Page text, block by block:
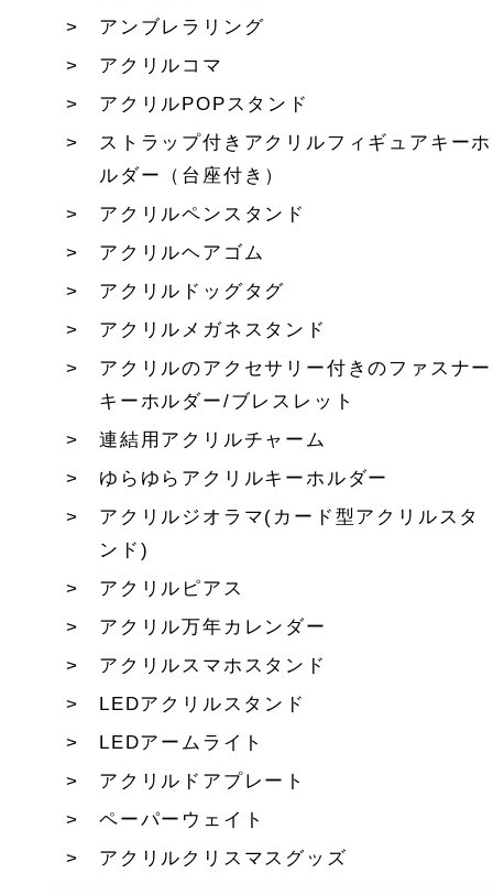
アンブレラリング
アクリルコマ
アクリルPOPスタンド
ストラップ付きアクリルフィギュアキーホ
ルダー（台座付き）
アクリルペンスタンド
アクリルヘアゴム
アクリルドッグタグ
アクリルメガネスタンド
アクリルのアクセサリー付きのファスナー
キーホルダー/ブレスレット
連結用アクリルチャーム
ゆらゆらアクリルキーホルダー
アクリルジオラマ(カード型アクリルスタ
ンド)
アクリルピアス
アクリル万年カレンダー
アクリルスマホスタンド
LEDアクリルスタンド
LEDアームライト
アクリルドアプレート
ペーパーウェイト
アクリルクリスマスグッズ